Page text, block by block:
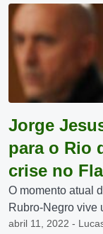
Jorge
para o Rio
crise no
O momento atual
Rubro-Negro vive
abril 11, 2022 -